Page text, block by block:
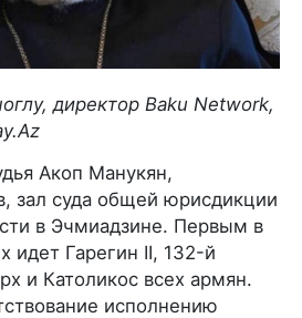
директор Baku Network,
Акоп Манукян,
зал суда общей юрисдикции
в Эчмиадзине. Первым в
идет Гарегин II, 132-й
и Католикос всех армян.
исполнению